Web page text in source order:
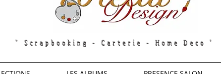
" Scrapbooking - Carterie - Home Deco "